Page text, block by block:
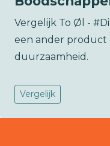
Vergelijk To Øl -
een ander product
duurzaamheid.
Vergelijk